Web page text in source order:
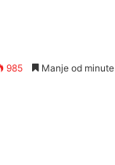
985 Manje od minute